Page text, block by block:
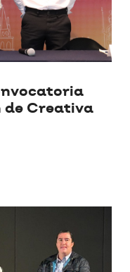
de Creativa